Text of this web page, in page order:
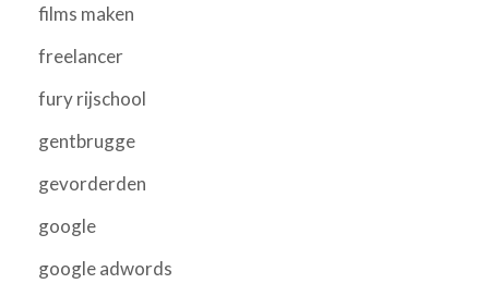
films maken
freelancer
fury rijschool
gentbrugge
gevorderden
google
google adwords